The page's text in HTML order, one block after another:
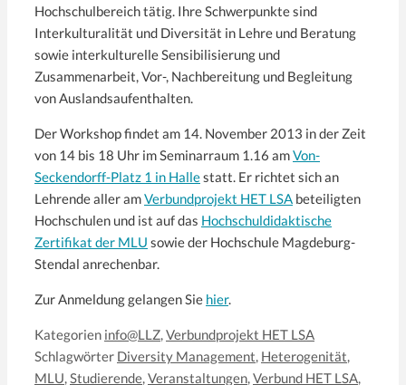
Hochschulbereich tätig. Ihre Schwerpunkte sind
Interkulturalität und Diversität in Lehre und Beratung
sowie interkulturelle Sensibilisierung und
Zusammenarbeit, Vor-, Nachbereitung und Begleitung
von Auslandsaufenthalten.
Der Workshop findet am 14. November 2013 in der Zeit
von 14 bis 18 Uhr im Seminarraum 1.16 amVon-
Seckendorff-Platz 1 in Hallestatt. Er richtet sich an
Lehrende aller amVerbundprojekt HET LSA beteiligten
Hochschulen und ist auf das Hochschuldidaktische
Zertifikat der MLU sowie der Hochschule Magdeburg-
Stendal anrechenbar.
Zur Anmeldung gelangen Sie hier.
Kategorien info@LLZ,Verbundprojekt HET LSA
Schlagwörter Diversity Management, Heterogenität,
MLU,Studierende,Veranstaltungen,Verbund HET LSA,